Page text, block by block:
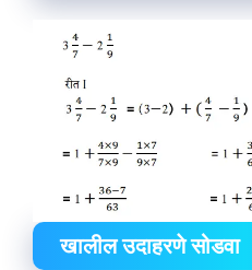
खालील उदाहरणे सोडवा